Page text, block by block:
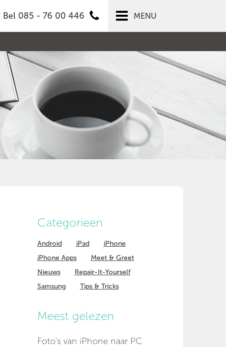
Bel 085 - 76 00 446 MENU
Categorieen
Android iPad
iPhone
iPhone Apps
Meet & Greet
Nieuws
Repair-It-Yourself
Samsung
Tips & Tricks
Meest gelezen
Foto's van iPhone naar PC